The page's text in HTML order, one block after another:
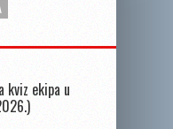
kviz ekipa u